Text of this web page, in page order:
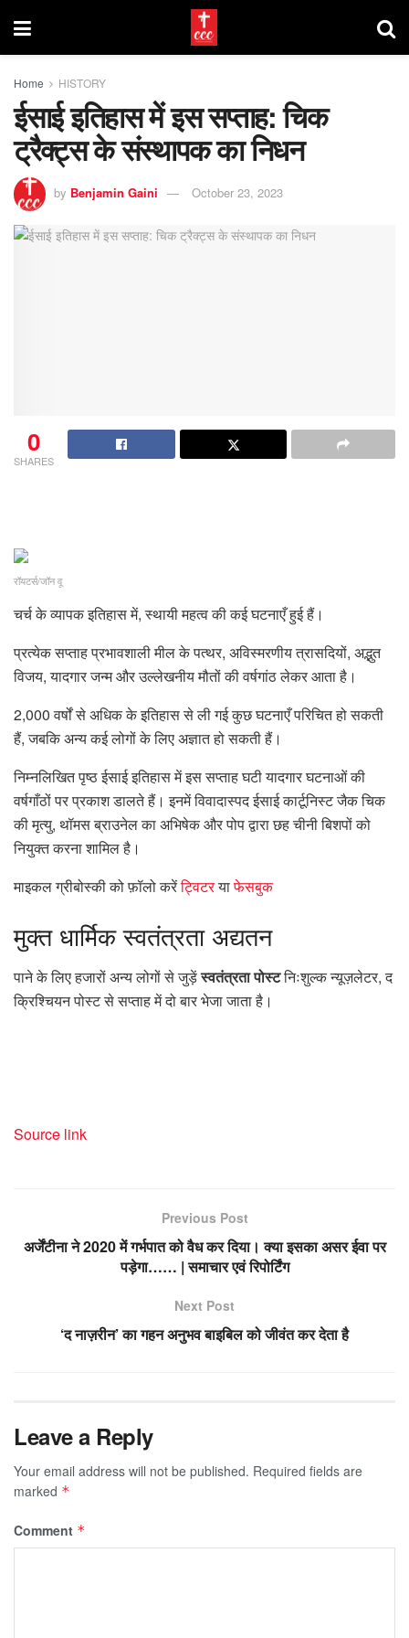
Home HISTORY
ईसाई इतिहास में इस सप्ताह: चिक
ट्रैक्ट्स के संस्थापक का निधन
by Benjamin Gaini October 23, 2023
0
SHARES
रॉयटर्स/जॉन वू
चर्च के व्यापक इतिहास में, स्थायी महत्व की कई घटनाएँ हुई हैं।
प्रत्येक सप्ताह प्रभावशाली मील के पत्थर, अविस्मरणीय त्रासदियों, अद्भुत
विजय, यादगार जन्म और उल्लेखनीय मौतों की वर्षगांठ लेकर आता है।
2,000 वर्षों से अधिक के इतिहास से ली गई कुछ घटनाएँ परिचित हो सकती
हैं, जबकि अन्य कई लोगों के लिए अज्ञात हो सकती हैं।
निम्नलिखित पृष्ठ ईसाई इतिहास में इस सप्ताह घटी यादगार घटनाओं की
वर्षगाँठों पर प्रकाश डालते हैं। इनमें विवादास्पद ईसाई कार्टूनिस्ट जैक चिक
की मृत्यु, थॉमस ब्राउनेल का अभिषेक और पोप द्वारा छह चीनी बिशपों को
नियुक्त करना शामिल है।
माइकल ग्रीबोस्की को फ़ॉलो करेंट्विटरयाफेसबुक
मुक्तधार्मिक स्वतंत्रता अद्यतन
पाने के लिए हजारों अन्य लोगों से जुड़ेंस्वतंत्रता पोस्टनिःशुल्क न्यूज़लेटर, द
क्रिश्चियन पोस्ट से सप्ताह में दो बार भेजा जाता है।
Source link
Previous Post
अर्जेंटीना ने 2020 में गर्भपात को वैध कर दिया। क्या इसका असर ईवा पर
पड़ेगा…… | समाचार एवं रिपोर्टिंग
Next Post
‘द नाज़रीन’ का गहन अनुभव बाइबिल को जीवंत कर देता है
Leave a Reply
Your email address will not be published. Required fields are
marked *
Comment *